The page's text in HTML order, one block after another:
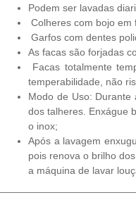
Podem ser lavadas
Colheres com bojo em
Garfos com dentes
As facas são forjadas
Facas totalmente
temperabilidade, não
Modo de Uso:
dos talheres. Enxágue
o inox;
Após a lavagem
pois renova o brilho
a máquina de lavar